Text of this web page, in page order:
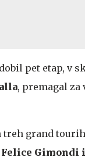
pet etap, v
, premagal za
treh grand
Gimondi